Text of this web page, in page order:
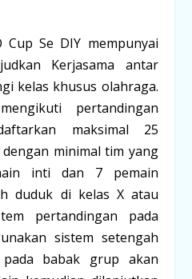
Cup Se DIY mempunyai
Kerjasama antar
kelas khusus olahraga.
pertandingan
maksimal 25
minimal tim yang
inti dan 7 pemain
duduk di kelas X atau
pertandingan pada
sistem setengah
babak grup akan